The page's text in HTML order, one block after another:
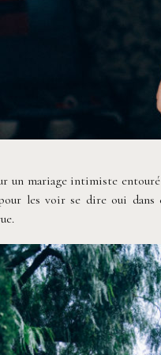
un mariage intimiste
les voir se dire oui